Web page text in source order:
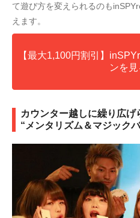
て遊び方を変えられるのも
えます。
【最大1,100円割引】
ンを
カウンター越しに繰り広げ
“メンタリズム＆マジック